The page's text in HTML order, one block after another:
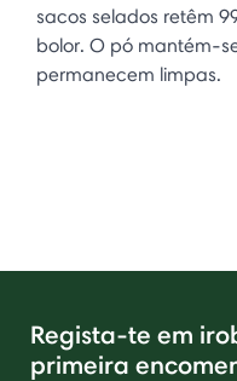
sacos selados retêm
bolor. O pó mantém-
permanecem limpas.
Regista-te em
primeira